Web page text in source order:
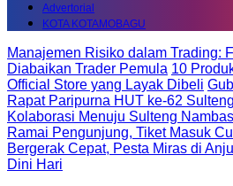
Advertorial
KOTA KOTAMOBAGU
Manajemen Risiko dalam Trading:
Diabaikan Trader Pemula 10
Official Store yang Layak Dibeli
Rapat Paripurna HUT ke-62
Kolaborasi Menuju Sulteng
Ramai Pengunjung, Tiket Masuk
Bergerak Cepat, Pesta Miras di
Dini Hari